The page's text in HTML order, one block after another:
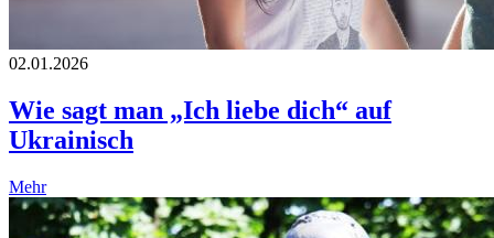
02.01.2026
Wie sagt man „Ich liebe dich“ auf
Ukrainisch
Mehr